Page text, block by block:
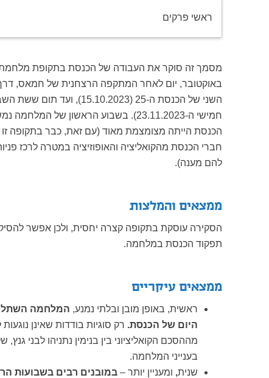
ראשי פרקים
באוקטובר, יום לאחר המתקפה הרצחנית של חמאס,
השני של הכנסת ה-25
חמישי ה-23.11.2023). בשבוע הראשון של
הכנסת הייתה מצומצמת מאוד (עם זאת, כבר בתקופה
חברי הכנסת מהקואליציה והאופוזיציה במטרה לרכז
להם מענה).
ממצאים והמלצות
הסקירה עוסקת בתקופה קצרה יחסית, ולכן אפשר
תפקוד הכנסת במלחמה.
ממצאים עיקריים
ראשית, באופן מובן ובלתי נמנע, המלחמה
היום של הכנסת. רק סוגיות בודדות שאינן
מההסכם הקואליציוני בין בנימין נתניהו לבני
בענייני המלחמה.
שנית, ומעניין יותר – במובנים רבים בשבועות